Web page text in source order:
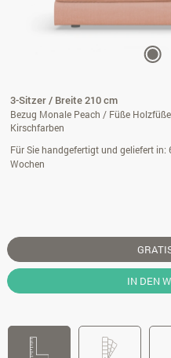
3-Sitzer / Breite 210 cm
Bezug Monale Peach / Füße Holzfüße
Kirschfarben
Für Sie handgefertigt und geliefert in:
Wochen
IN DEN